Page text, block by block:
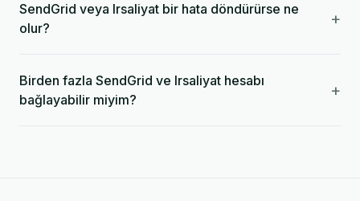
SendGrid veya Irsaliyat bir hata döndürürse ne
olur?
+
Birden fazla SendGrid ve Irsaliyat hesabı
bağlayabilir miyim?
+